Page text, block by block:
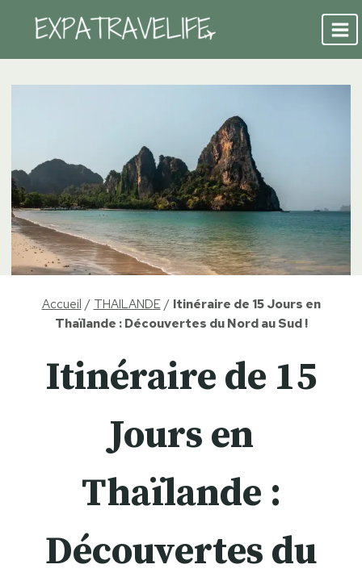
contenu
Accueil / THAILANDE / Itinéraire de 15 Jours en
Thaïlande : Découvertes du Nord au Sud !
Itinéraire de 15
Jours en
Thaïlande :
Découvertes du